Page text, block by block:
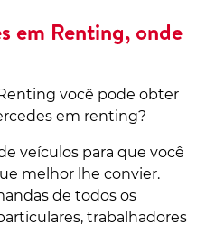
em Renting, onde
você pode obter
em renting?
veículos para que você
melhor lhe convier.
de todos os
trabalhadores